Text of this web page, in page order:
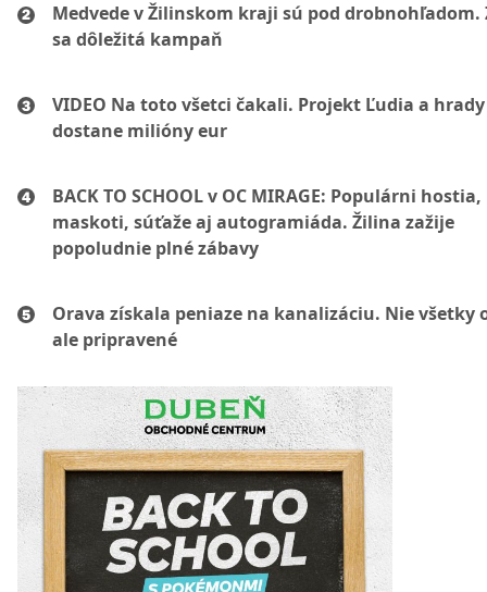
Medvede v Žilinskom kraji sú pod drobnohľadom.
sa dôležitá kampaň
VIDEO Na toto všetci čakali. Projekt Ľudia a hrady
dostane milióny eur
BACK TO SCHOOL v OC MIRAGE: Populárni
maskoti, súťaže aj autogramiáda. Žilina zažije
popoludnie plné zábavy
Orava získala peniaze na kanalizáciu. Nie všetky
ale pripravené